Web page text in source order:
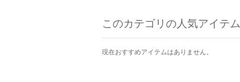
このカテゴリの人気アイテム
現在おすすめアイテムはありません。